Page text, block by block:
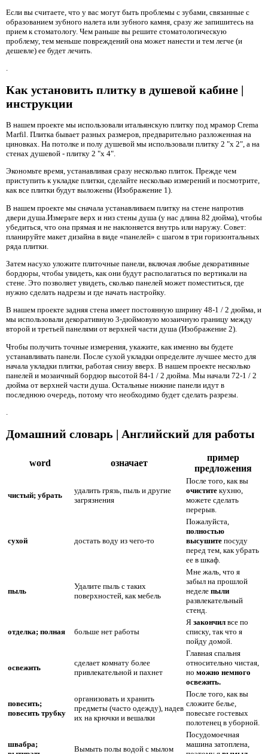
Если вы считаете, что у вас могут быть проблемы с зубами, связанные с
образованием зубного налета или зубного камня, сразу же запишитесь на
прием к стоматологу. Чем раньше вы решите стоматологическую
проблему, тем меньше повреждений она может нанести и тем легче (и
дешевле) ее будет лечить.
Как установить плитку в душевой кабине |
инструкции
В нашем проекте мы использовали итальянскую плитку под мрамор Crema
Marfil. Плитка бывает разных размеров, предварительно разложенная на
циновках. На потолке и полу душевой мы использовали плитку 2 "x 2", а на
стенах душевой - плитку 2 "x 4".
Экономьте время, устанавливая сразу несколько плиток. Прежде чем
приступить к укладке плитки, сделайте несколько измерений и посмотрите,
как все плитки будут выложены (Изображение 1).
В нашем проекте мы сначала устанавливаем плитку на стене напротив
двери душа.Измерьте верх и низ стены душа (у нас длина 82 дюйма), чтобы
убедиться, что она прямая и не наклоняется внутрь или наружу. Совет:
планируйте макет дизайна в виде «панелей» с шагом в три горизонтальных
ряда плитки.
Затем насухо уложите плиточные панели, включая любые декоративные
бордюры, чтобы увидеть, как они будут располагаться по вертикали на
стене. Это позволяет увидеть, сколько панелей может поместиться, где
нужно сделать надрезы и где начать настройку.
В нашем проекте задняя стена имеет постоянную ширину 48-1 / 2 дюйма, и
мы использовали декоративную 3-дюймовую мозаичную границу между
второй и третьей панелями от верхней части душа (Изображение 2).
Чтобы получить точные измерения, укажите, как именно вы будете
устанавливать панели. После сухой укладки определите лучшее место для
начала укладки плитки, работая снизу вверх. В нашем проекте несколько
панелей и мозаичный бордюр высотой 84-1 / 2 дюйма. Мы начали 72-1 / 2
дюйма от верхней части душа. Остальные нижние панели идут в
последнюю очередь, потому что необходимо будет сделать разрезы.
.
Домашний словарь | Английский для работы
word означает
пример
предложения
чистый; убрать
удалить грязь, пыль и другие
загрязнения
После того, как вы
очистите кухню,
можете сделать
перерыв.
сухой достать воду из чего-то
Пожалуйста,
полностью
высушите посуду
перед тем, как убрать
ее в шкаф.
пыль
Удалите пыль с таких
поверхностей, как мебель
Мне жаль, что я
забыл на прошлой
неделе пыли
развлекательный
стенд.
отделка; полная больше нет работы
Я закончил все по
списку, так что я
пойду домой.
освежить
сделает комнату более
привлекательной и пахнет
Главная спальня
относительно чистая,
но можно немного
освежить.
повесить;
повесить трубку
организовать и хранить
предметы (часто одежду), надев
их на крючки и вешалки
После того, как вы
сложите белье,
повесьте гостевых
полотенец в уборной.
швабра;
Вымыть полы водой с мылом
Посудомоечная
машина затоплена,